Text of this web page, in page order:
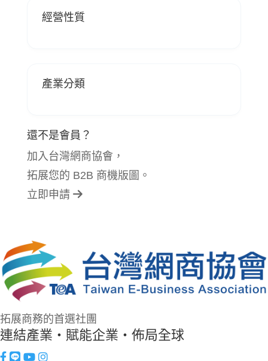
經營性質
產業分類
還不是會員？
加入台灣網商協會，
拓展您的 B2B 商機版圖。
立即申請
拓展商務的首選社團
連結產業・賦能企業・佈局全球